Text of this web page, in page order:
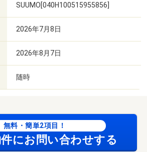
SUUMO[040H100515955856]
2026年7月8日
2026年8月7日
随時
無料・簡単2項目！
にお問い合わせする